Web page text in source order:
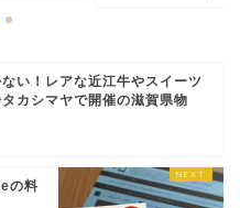
い！レアな近江牛やスイーツ
カシマヤで開催の滋賀県物
の料